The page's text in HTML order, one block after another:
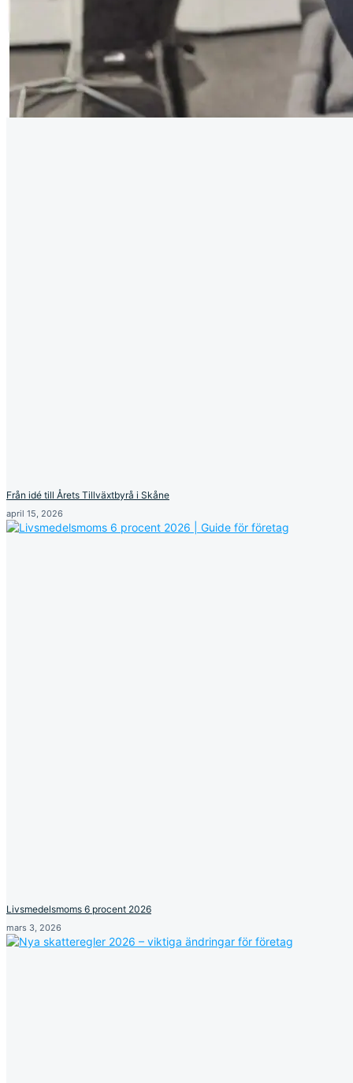
Från idé till Årets Tillväxtbyrå i Skåne
april 15, 2026
Livsmedelsmoms 6 procent 2026
mars 3, 2026